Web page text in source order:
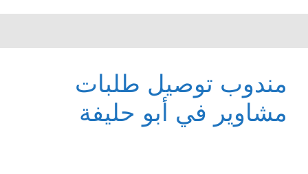
مندوب توصيل طلبات
مشاوير في أبو حليفة